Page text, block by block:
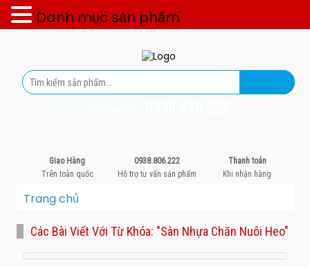
Giao Hàng
Trên toàn quốc
0938.806.222
Hỗ trợ tư vấn sản phẩm
Thanh toán
Khi nhận hàng
Trang chủ
Các Bài Viết Với Từ Khóa: "sàn Nhựa Chăn Nuôi Heo"
Danh mục sản phẩm